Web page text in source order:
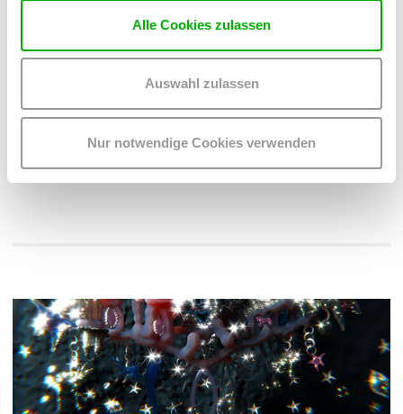
Alle Cookies zulassen
Auswahl zulassen
Nur notwendige Cookies verwenden
studierte Philosophie und Gender Studies an
Lehrbeauftragte und Vortragende arbeitet sie u. a. zu den
Kunst & Ästhetik sowie emanzipatorische Medienpolitik. Seit
an.schläge. anschlaege.at